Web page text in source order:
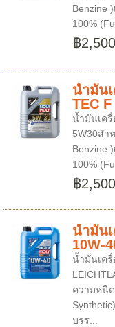
Benzine
100%
฿2,500
น้ำมัน
TEC
น้ำมันเครื่
5W30สำ
Benzine
100%
฿2,500
น้ำมันเ
10W-
น้ำมันเครื่
ความหนืด
บรร...